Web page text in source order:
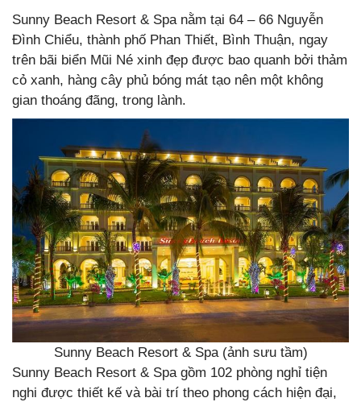
Sunny Beach Resort & Spa nằm tại 64 – 66 Nguyễn
Đình Chiểu, thành phố Phan Thiết, Bình Thuận, ngay
trên bãi biển Mũi Né xinh đẹp được bao quanh bởi thảm
cỏ xanh, hàng cây phủ bóng mát tạo nên một không
gian thoáng đãng, trong lành.
Sunny Beach Resort & Spa (ảnh sưu tầm)
Sunny Beach Resort & Spa gồm 102 phòng nghỉ tiện
nghi được thiết kế và bài trí theo phong cách hiện đại,